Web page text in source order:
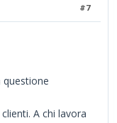
#7
questione
A chi lavora